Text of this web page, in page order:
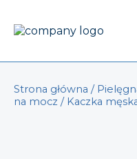
Strona główna /
na mocz / Kaczka